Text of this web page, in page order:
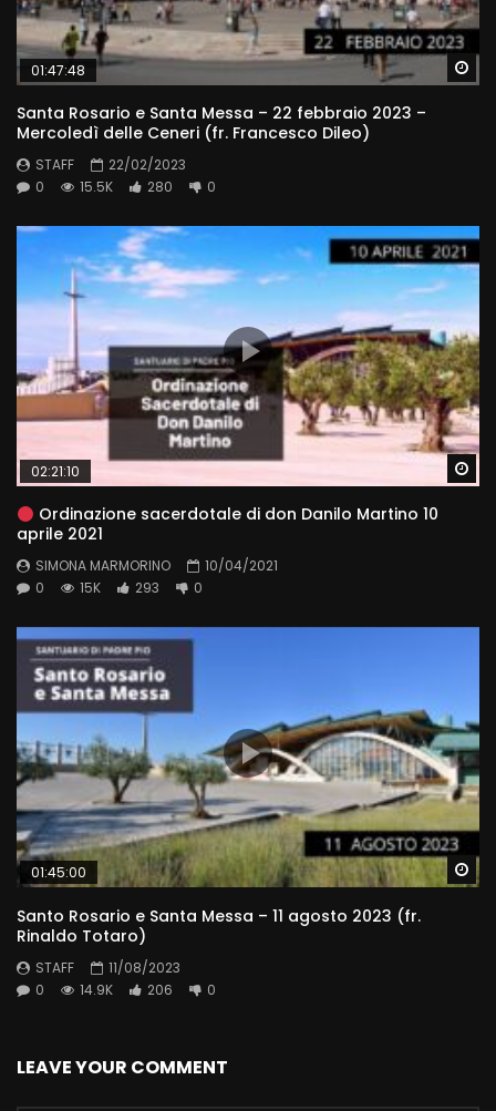
01:47:48
Santa Rosario e Santa Messa – 22 febbraio 2023 –
Mercoledì delle Ceneri (fr. Francesco Dileo)
STAFF
22/02/2023
0
15.5K 280 0
02:21:10
Ordinazione sacerdotale di don Danilo Martino 10
aprile 2021
SIMONA MARMORINO
10/04/2021
0
15K 293 0
01:45:00
Santo Rosario e Santa Messa – 11 agosto 2023 (fr.
Rinaldo Totaro)
STAFF
11/08/2023
0
14.9K 206 0
LEAVE YOUR COMMENT